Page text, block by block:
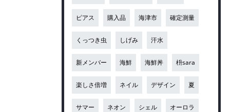
ピアス 購入品 海津市 確定測量
くっつき虫 しげみ 汗水
新メンバー 海鮮 海鮮丼 枡sara
楽しさ倍増 ネイル デザイン 夏
サマー ネオン シェル オーロラ